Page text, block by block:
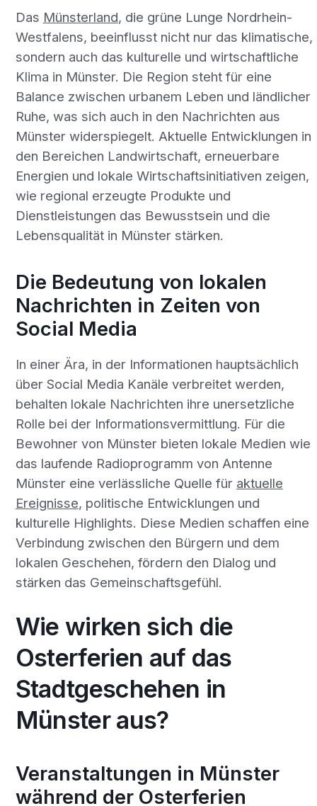
Das Münsterland, die grüne Lunge Nordrhein-
Westfalens, beeinflusst nicht nur das klimatische,
sondern auch das kulturelle und wirtschaftliche
Klima in Münster. Die Region steht für eine
Balance zwischen urbanem Leben und ländlicher
Ruhe, was sich auch in den Nachrichten aus
Münster widerspiegelt. Aktuelle Entwicklungen in
den Bereichen Landwirtschaft, erneuerbare
Energien und lokale Wirtschaftsinitiativen zeigen,
wie regional erzeugte Produkte und
Dienstleistungen das Bewusstsein und die
Lebensqualität in Münster stärken.
Die Bedeutung von lokalen
Nachrichten in Zeiten von
Social Media
In einer Ära, in der Informationen hauptsächlich
über Social Media Kanäle verbreitet werden,
behalten lokale Nachrichten ihre unersetzliche
Rolle bei der Informationsvermittlung. Für die
Bewohner von Münster bieten lokale Medien wie
das laufende Radioprogramm von Antenne
Münster eine verlässliche Quelle für aktuelle
Ereignisse, politische Entwicklungen und
kulturelle Highlights. Diese Medien schaffen eine
Verbindung zwischen den Bürgern und dem
lokalen Geschehen, fördern den Dialog und
stärken das Gemeinschaftsgefühl.
Wie wirken sich die
Osterferien auf das
Stadtgeschehen in
Münster aus?
Veranstaltungen in Münster
während der Osterferien